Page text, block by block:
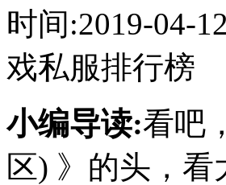
时间:2019-04-
戏私服排行榜
小编导读:看吧
区) 》的头，